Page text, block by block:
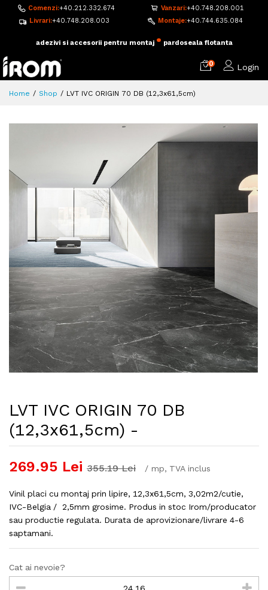
Comenzi:+40.212.332.674 Vanzari:+40.748.208.001
Livrari:+40.748.208.003 Montaje:+40.744.635.084
adezivi si accesorii pentru montaj • pardoseala flotanta
0 Login
Home Shop LVT IVC ORIGIN 70 DB (12,3x61,5cm)
LVT IVC ORIGIN 70 DB
(12,3x61,5cm) -
269.95 Lei 355.19 Lei / mp, TVA inclus
Vinil placi cu montaj prin lipire, 12,3x61,5cm, 3,02m2/cutie,
IVC-Belgia / 2,5mm grosime. Produs in stoc Irom/producator
sau productie regulata. Durata de aprovizionare/livrare 4-6
saptamani.
Cat ai nevoie?